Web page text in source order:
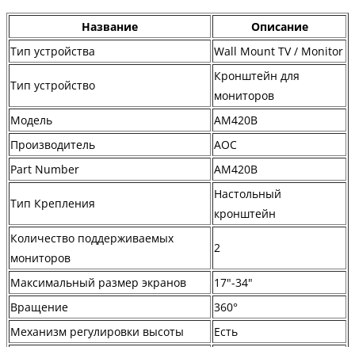
Название
Описание
Тип устройства
Wall Mount TV / Monitor
Тип устройство
Кронштейн для
мониторов
Модель
AM420B
Производитель
AOC
Part Number
AM420B
Тип Крепления
Настольный
кронштейн
Количество поддерживаемых
мониторов
2
Максимальный размер экранов
17"-34"
Вращение
360°
Механизм регулировки высоты
Есть